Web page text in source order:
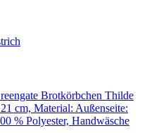
Brotkörbchen Thilde
cm, Material: Außenseite:
% Polyester, Handwäsche